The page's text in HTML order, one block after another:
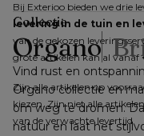
Bij Exterioo bieden we drie
levering in de tuin en
van de gekozen
grote artikelen kan al vanaf
Zijn alle artikelen op
kiezen. Zijn niet alle
van de verwachte levertijd.
Collectie
Organo
Vind rust en
Organo collectie en
om weg te dromen.
natuur en laat het